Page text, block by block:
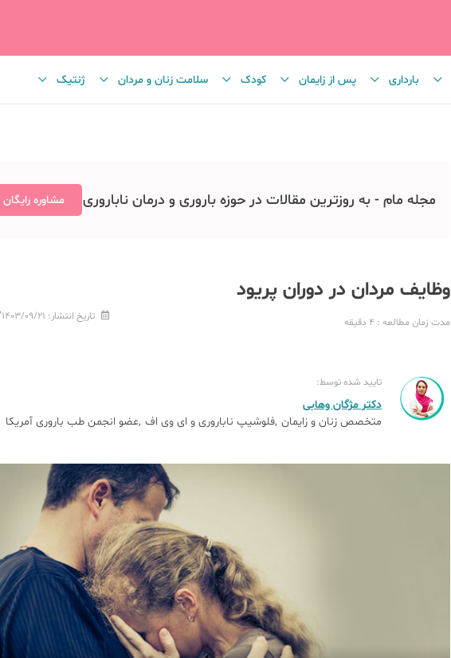
بارداری پس از زایمان کودک سلامت زنان و مردان ژنتیک
مجله مام - به روزترین مقالات در حوزه باروری و درمان ناباروری مشاوره رایگان
وظایف مردان در دوران پریود
مدت زمان مطالعه: 4 دقیقه تاریخ انتشار: ۱۴۰۳/۰۹/۲۱
تایید شده توسط:
دکتر مژگان وهابی
متخصص زنان و زایمان فلوشیپ ناباروری و ای وی اف عضو انجمن طب باروری آمریکا